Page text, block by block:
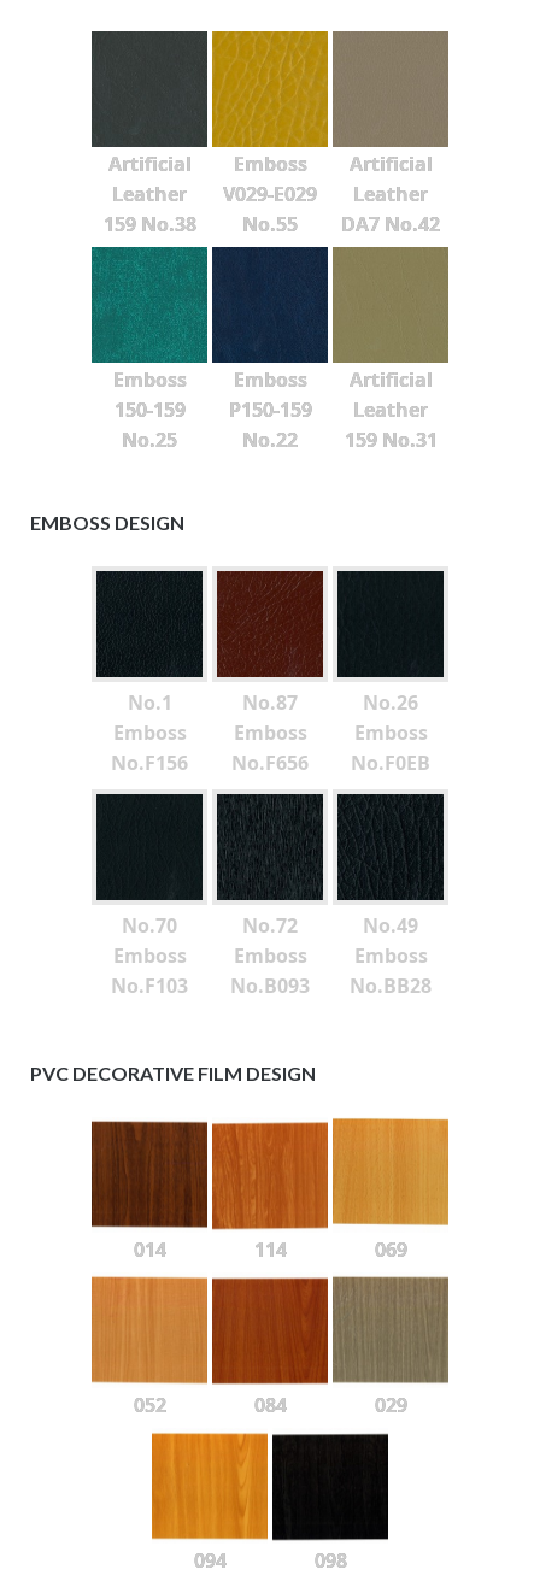
Artificial
Leather
159 No.38
Emboss
V029-E029
No.55
Artificial
Leather
DA7 No.42
Emboss
150-159
No.25
Emboss
P150-159
No.22
Artificial
Leather
159 No.31
EMBOSS DESIGN
No.1
Emboss
No.F156
No.87
Emboss
No.F656
No.26
Emboss
No.F0EB
No.70
Emboss
No.F103
No.72
Emboss
No.B093
No.49
Emboss
No.BB28
PVC DECORATIVE FILM DESIGN
014 114 069
052 084 029
094 098